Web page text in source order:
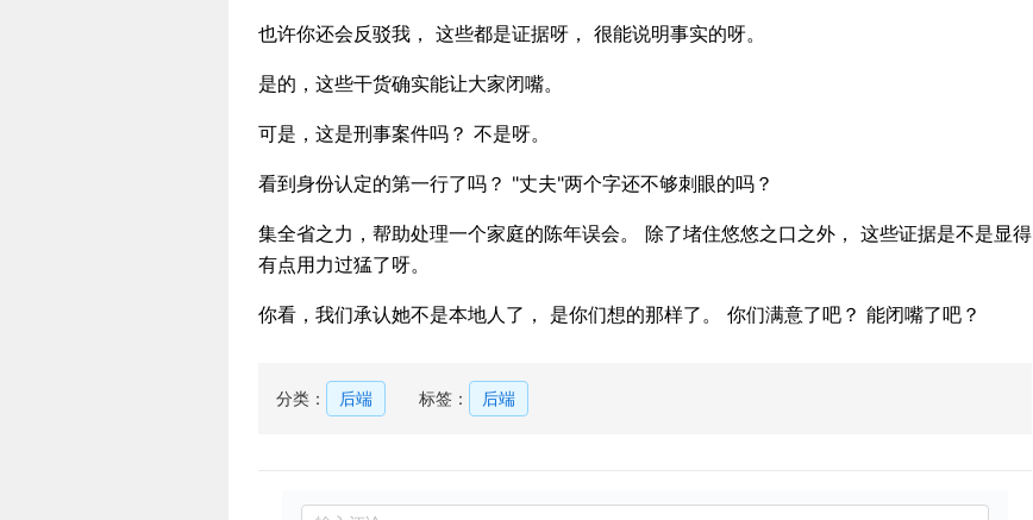
也许你还会反驳我， 这些都是证据呀， 很能说明事实的呀。
是的，这些干货确实能让大家闭嘴。
可是，这是刑事案件吗？ 不是呀。
看到身份认定的第一行了吗？ "丈夫"两个字还不够刺眼的吗？
集全省之力，帮助处理一个家庭的陈年误会。 除了堵住悠悠之口之外， 这些证据是不是显得
有点用力过猛了呀。
你看，我们承认她不是本地人了， 是你们想的那样了。 你们满意了吧？ 能闭嘴了吧？
分类： 后端 标签： 后端